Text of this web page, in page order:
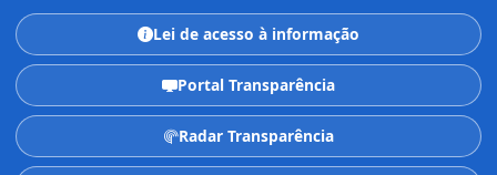
Lei de acesso à informação
Portal Transparência
Radar Transparência